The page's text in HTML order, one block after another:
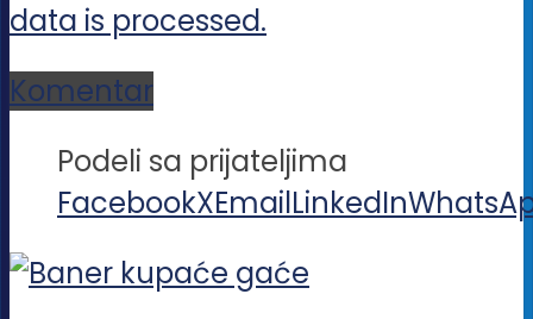
data is processed.
Komentar
Podeli sa prijateljima
FacebookXEmailLinkedIn